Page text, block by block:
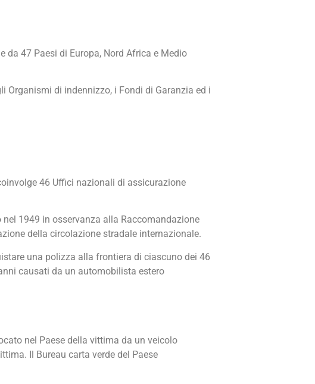
47 Paesi di Europa, Nord Africa e Medio
Organismi di indennizzo, i Fondi di Garanzia ed i
46 Uffici nazionali di assicurazione
1949 in osservanza alla Raccomandazione
della circolazione stradale internazionale.
una polizza alla frontiera di ciascuno dei 46
causati da un automobilista estero
nel Paese della vittima da un veicolo
Il Bureau carta verde del Paese